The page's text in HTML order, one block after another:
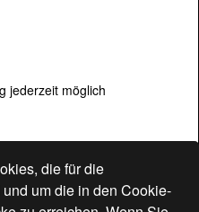
die für die
um die in den Cookie-
jederzeit möglich